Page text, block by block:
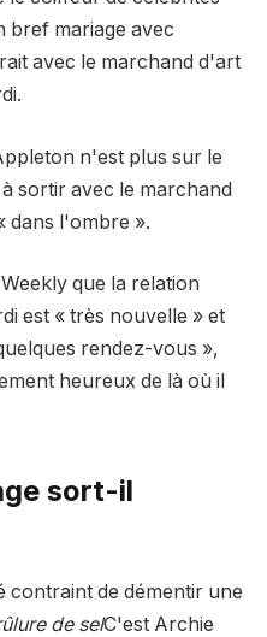
bref mariage avec
avec le marchand d'art
n'est plus sur le
sortir avec le marchand
dans l'ombre ».
que la relation
est « très nouvelle » et
rendez-vous »,
heureux de là où il
sort-il
contraint de démentir une
de selC'est Archie